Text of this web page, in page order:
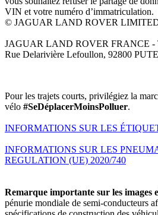
VIN et votre numéro d’immatriculation.
© JAGUAR LAND ROVER
JAGUAR LAND ROVER FRANCE -
Rue Delarivière Lefoullon, 92800
Pour les trajets courts, privilégiez la
vélo #SeDéplacerMoinsPolluer.
INFORMATIONS SUR LES
INFORMATIONS SUR LES
REGULATION (UE) 2020/740
Remarque importante sur les images
pénurie mondiale de semi-conducteurs